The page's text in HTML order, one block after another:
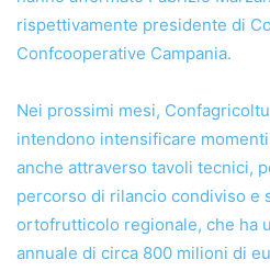
rispettivamente presidente di
Confcooperative Campania.
Nei prossimi mesi,
intendono intensificare
anche attraverso tavoli tecnici,
percorso di rilancio condiviso e
ortofrutticolo regionale, che ha
annuale di circa 800 milioni di